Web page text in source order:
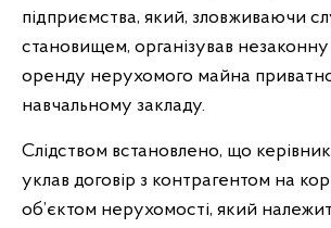
підприємства, який, зловживаючи
становищем, організував
оренду нерухомого майна
навчальному закладу.
Слідством встановлено, що
уклав договір з контрагентом на
об’єктом нерухомості, який